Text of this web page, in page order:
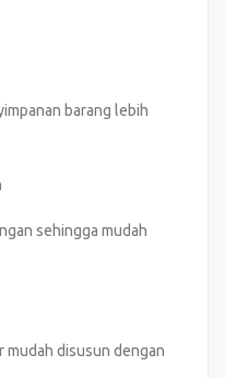
barang lebih
sehingga mudah
mudah disusun dengan